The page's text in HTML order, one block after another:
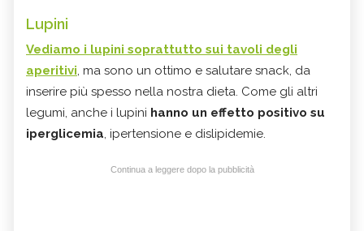
Lupini
Vediamo i lupini soprattutto sui tavoli degli
aperitivi, ma sono un ottimo e salutare snack, da
inserire più spesso nella nostra dieta. Come gli altri
legumi, anche i lupini hanno un effetto positivo su
iperglicemia, ipertensione e dislipidemie.
Continua a leggere dopo la pubblicità